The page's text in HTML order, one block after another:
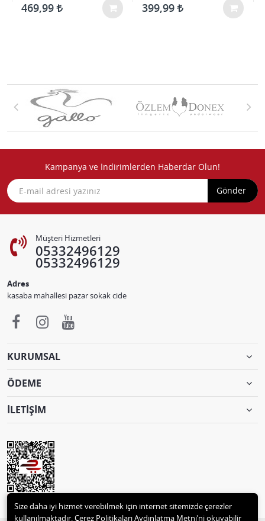
469,99 399,99
Kampanya ve İndirimlerden Haberdar Olun!
Gönder
Müşteri Hizmetleri
05332496129
05332496129
Adres
kasaba mahallesi pazar sokak cide
KURUMSAL
ÖDEME
İLETİŞİM
Size daha iyi hizmet verebilmek için internet sitemizde çerezler
kullanılmaktadır. Çerez Politikaları Aydınlatma Metni’ni okuyabilir